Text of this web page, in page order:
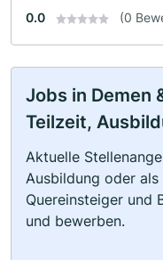
0.0 (0
Jobs in Demen
Teilzeit,
Aktuelle
Ausbildung oder
Quereinsteiger und
und bewerben.